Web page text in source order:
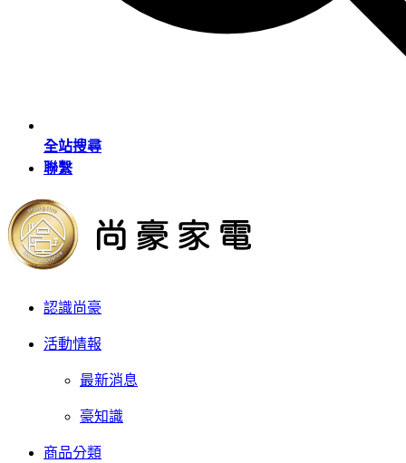
全站搜尋
聯繫
認識尚豪
活動情報
最新消息
豪知識
商品分類